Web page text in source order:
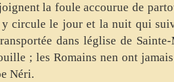
la foule accourue de
circule le jour et la nuit qui
dans léglise de
; les Romains nen ont
Néri.